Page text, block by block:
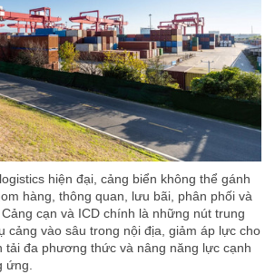
hiện đại, cảng biển không thể gánh
hàng, thông quan, lưu bãi, phân phối và
cạn và ICD chính là những nút trung
cảng vào sâu trong nội địa, giảm áp lực cho
tải đa phương thức và nâng năng lực cạnh
ứng.